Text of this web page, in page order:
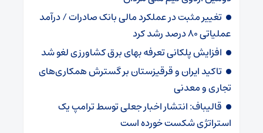
تغییر مثبت در عملکرد مالی بانک صادرات / درآمد
عملیاتی ۸۰ درصد رشد کرد
افزایش پلکانی تعرفه بهای برق کشاورزی لغو شد
تاکید ایران و قرقیزستان بر گسترش همکاری‌های
تجاری و معدنی
قالیباف: انتشار اخبار جعلی توسط ترامپ یک
استراتژی شکست خورده است